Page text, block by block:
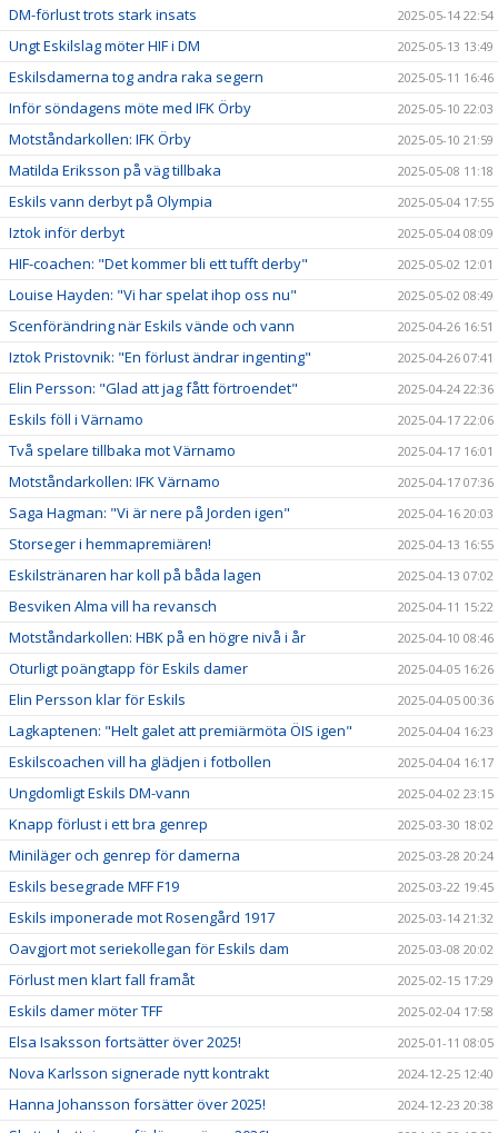
DM-förlust trots stark insats 2025-05-14 22:54
Ungt Eskilslag möter HIF i DM 2025-05-13 13:49
Eskilsdamerna tog andra raka segern 2025-05-11 16:46
Inför söndagens möte med IFK Örby 2025-05-10 22:03
Motståndarkollen: IFK Örby 2025-05-10 21:59
Matilda Eriksson på väg tillbaka 2025-05-08 11:18
Eskils vann derbyt på Olympia 2025-05-04 17:55
Iztok inför derbyt 2025-05-04 08:09
HIF-coachen: "Det kommer bli ett tufft derby" 2025-05-02 12:01
Louise Hayden: "Vi har spelat ihop oss nu" 2025-05-02 08:49
Scenförändring när Eskils vände och vann 2025-04-26 16:51
Iztok Pristovnik: "En förlust ändrar ingenting" 2025-04-26 07:41
Elin Persson: "Glad att jag fått förtroendet" 2025-04-24 22:36
Eskils föll i Värnamo 2025-04-17 22:06
Två spelare tillbaka mot Värnamo 2025-04-17 16:01
Motståndarkollen: IFK Värnamo 2025-04-17 07:36
Saga Hagman: "Vi är nere på Jorden igen" 2025-04-16 20:03
Storseger i hemmapremiären! 2025-04-13 16:55
Eskilstränaren har koll på båda lagen 2025-04-13 07:02
Besviken Alma vill ha revansch 2025-04-11 15:22
Motståndarkollen: HBK på en högre nivå i år 2025-04-10 08:46
Oturligt poängtapp för Eskils damer 2025-04-05 16:26
Elin Persson klar för Eskils 2025-04-05 00:36
Lagkaptenen: "Helt galet att premiärmöta ÖIS igen" 2025-04-04 16:23
Eskilscoachen vill ha glädjen i fotbollen 2025-04-04 16:17
Ungdomligt Eskils DM-vann 2025-04-02 23:15
Knapp förlust i ett bra genrep 2025-03-30 18:02
Miniläger och genrep för damerna 2025-03-28 20:24
Eskils besegrade MFF F19 2025-03-22 19:45
Eskils imponerade mot Rosengård 1917 2025-03-14 21:32
Oavgjort mot seriekollegan för Eskils dam 2025-03-08 20:02
Förlust men klart fall framåt 2025-02-15 17:29
Eskils damer möter TFF 2025-02-04 17:58
Elsa Isaksson fortsätter över 2025! 2025-01-11 08:05
Nova Karlsson signerade nytt kontrakt 2024-12-25 12:40
Hanna Johansson forsätter över 2025! 2024-12-23 20:38